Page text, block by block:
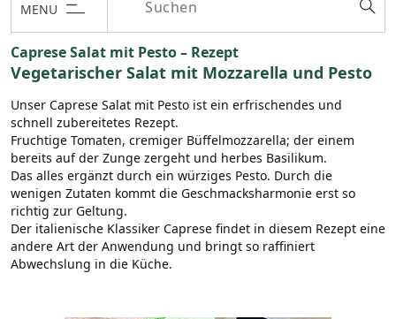
MENU
Caprese Salat mit Pesto – Rezept
Vegetarischer Salat mit Mozzarella und Pesto
Unser Caprese Salat mit Pesto ist ein erfrischendes und
schnell zubereitetes Rezept.
Fruchtige Tomaten, cremiger Büffelmozzarella; der einem
bereits auf der Zunge zergeht und herbes Basilikum.
Das alles ergänzt durch ein würziges Pesto. Durch die
wenigen Zutaten kommt die Geschmacksharmonie erst so
richtig zur Geltung.
Der italienische Klassiker Caprese findet in diesem Rezept eine
andere Art der Anwendung und bringt so raffiniert
Abwechslung in die Küche.